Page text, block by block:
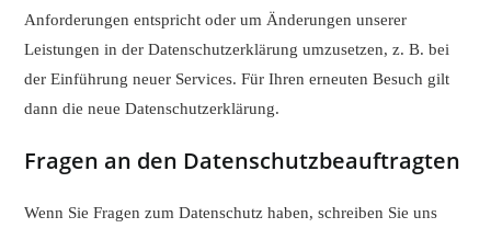
Anforderungen entspricht oder um Änderungen unserer
Leistungen in der Datenschutzerklärung umzusetzen, z. B. bei
der Einführung neuer Services. Für Ihren erneuten Besuch gilt
dann die neue Datenschutzerklärung.
Fragen an den Datenschutzbeauftragten
Wenn Sie Fragen zum Datenschutz haben, schreiben Sie uns